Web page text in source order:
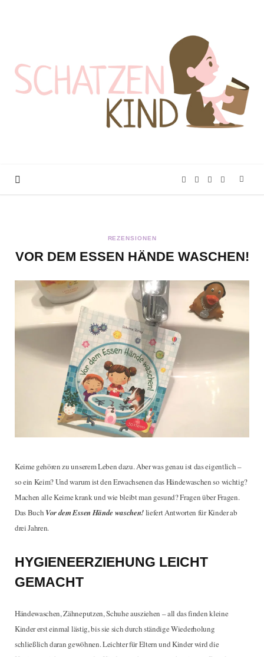
F
o
T
e
I
a
g
P
e
r
REZENSIONEN
VOR DEM ESSEN HÄNDE WASCHEN!
Keime gehören zu unserem Leben dazu. Aber was genau ist das eigentlich –
so ein Keim? Und warum ist den Erwachsenen das Händewaschen so wichtig?
Machen alle Keime krank und wie bleibt man gesund? Fragen über Fragen.
Das Buch Vor dem Essen Hände waschen!liefert Antworten für Kinder ab
drei Jahren.
HYGIENEERZIEHUNG LEICHT
GEMACHT
Händewaschen, Zähneputzen, Schuhe ausziehen – all das finden kleine
Kinder erst einmal lästig, bis sie sich durch ständige Wiederholung
schließlich daran gewöhnen. Leichter für Eltern und Kinder wird die